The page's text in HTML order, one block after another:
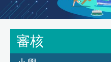
審核